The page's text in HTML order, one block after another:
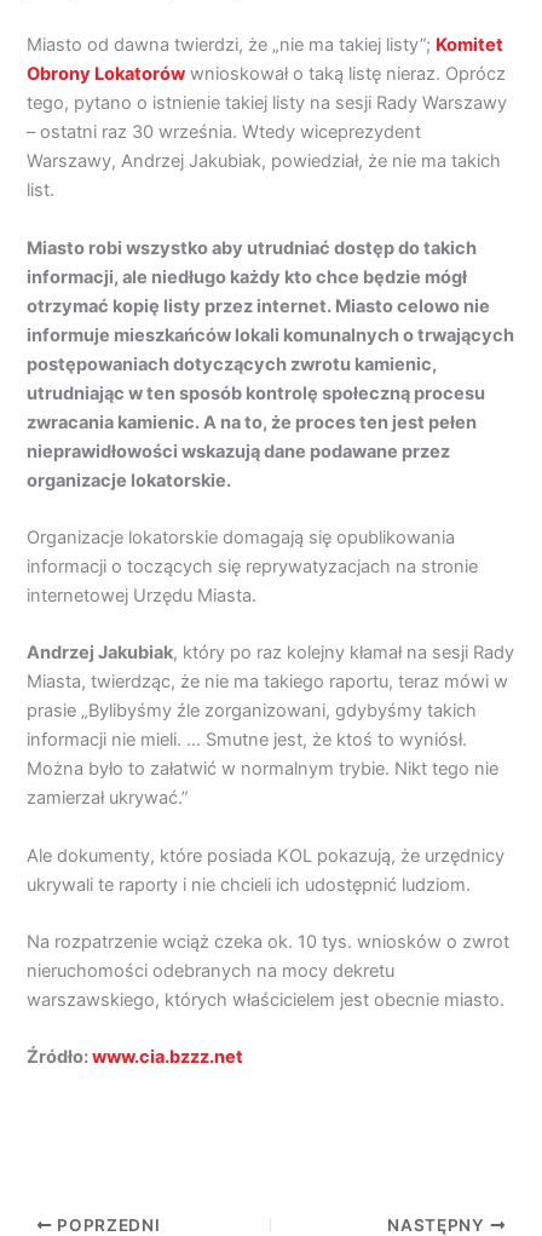
Miasto od dawna twierdzi, że „nie ma takiej listy”; Komitet
Obrony Lokatorów wnioskował o taką listę nieraz. Oprócz
tego, pytano o istnienie takiej listy na sesji Rady Warszawy
– ostatni raz 30 września. Wtedy wiceprezydent
Warszawy, Andrzej Jakubiak, powiedział, że nie ma takich
list.
Miasto robi wszystko aby utrudniać dostęp do takich
informacji, ale niedługo każdy kto chce będzie mógł
otrzymać kopię listy przez internet. Miasto celowo nie
informuje mieszkańców lokali komunalnych o trwających
postępowaniach dotyczących zwrotu kamienic,
utrudniając w ten sposób kontrolę społeczną procesu
zwracania kamienic. A na to, że proces ten jest pełen
nieprawidłowości wskazują dane podawane przez
organizacje lokatorskie.
Organizacje lokatorskie domagają się opublikowania
informacji o toczących się reprywatyzacjach na stronie
internetowej Urzędu Miasta.
Andrzej Jakubiak, który po raz kolejny kłamał na sesji Rady
Miasta, twierdząc, że nie ma takiego raportu, teraz mówi w
prasie „Bylibyśmy źle zorganizowani, gdybyśmy takich
informacji nie mieli. … Smutne jest, że ktoś to wyniósł.
Można było to załatwić w normalnym trybie. Nikt tego nie
zamierzał ukrywać.”
Ale dokumenty, które posiada KOL pokazują, że urzędnicy
ukrywali te raporty i nie chcieli ich udostępnić ludziom.
Na rozpatrzenie wciąż czeka ok. 10 tys. wniosków o zwrot
nieruchomości odebranych na mocy dekretu
warszawskiego, których właścicielem jest obecnie miasto.
Źródło:www.cia.bzzz.net
POPRZEDNI NASTĘPNY